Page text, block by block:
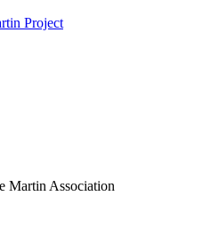
Project
Martin Association